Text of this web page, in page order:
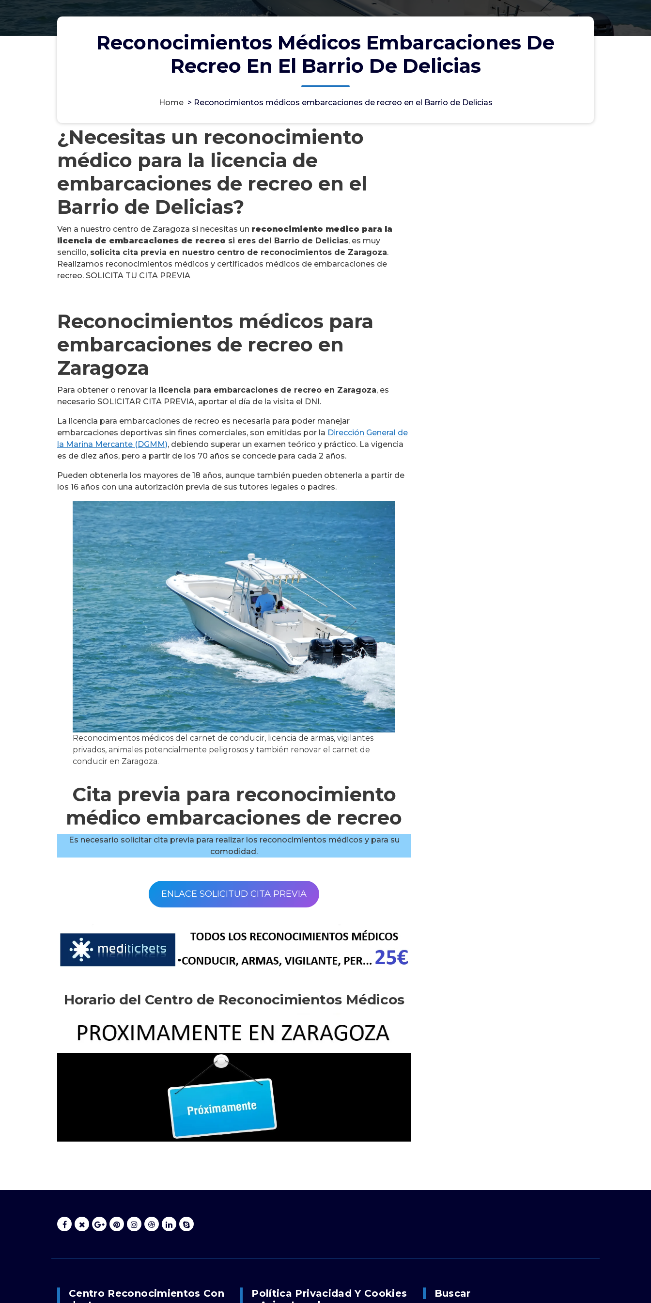
Reconocimientos Médicos Embarcaciones De
Recreo En El Barrio De Delicias
Home> Reconocimientos médicos embarcaciones de recreo en el Barrio de Delicias
¿Necesitas un reconocimiento
médico para la licencia de
embarcaciones de recreo en el
Barrio de Delicias?
Ven a nuestro centro de Zaragoza si necesitas un reconocimiento medico para la
licencia de embarcaciones de recreo si eres del Barrio de Delicias, es muy
sencillo, solicita cita previa en nuestro centro de reconocimientos de Zaragoza.
Realizamos reconocimientos médicos y certificados médicos de embarcaciones de
recreo. SOLICITA TU CITA PREVIA
Reconocimientos médicos para
embarcaciones de recreo en
Zaragoza
Para obtener o renovar la licencia para embarcaciones de recreo en Zaragoza, es
necesario SOLICITAR CITA PREVIA, aportar el día de la visita el DNI.
La licencia para embarcaciones de recreo es necesaria para poder manejar
embarcaciones deportivas sin fines comerciales, son emitidas por la Dirección General de
la Marina Mercante (DGMM), debiendo superar un examen teórico y práctico. La vigencia
es de diez años, pero a partir de los 70 años se concede para cada 2 años.
Pueden obtenerla los mayores de 18 años, aunque también pueden obtenerla a partir de
los 16 años con una autorización previa de sus tutores legales o padres.
Reconocimientos médicos del carnet de conducir, licencia de armas, vigilantes
privados, animales potencialmente peligrosos y también renovar el carnet de
conducir en Zaragoza.
Cita previa para reconocimiento
médico embarcaciones de recreo
Es necesario solicitar cita previa para realizar los reconocimientos médicos y para su
comodidad.
ENLACE SOLICITUD CITA PREVIA
Horario del Centro de Reconocimientos Médicos
Centro Reconocimientos Con
Política Privacidad Y Cookies
Buscar